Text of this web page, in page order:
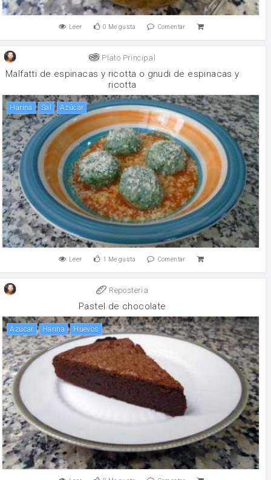
Leer 0 Me gusta Comentar
Plato Principal
Malfatti de espinacas y ricotta o gnudi de espinacas y
ricotta
harina sal Azúcar
Leer 1 Me gusta Comentar
Reposteria
Pastel de chocolate
Azúcar harina huevos